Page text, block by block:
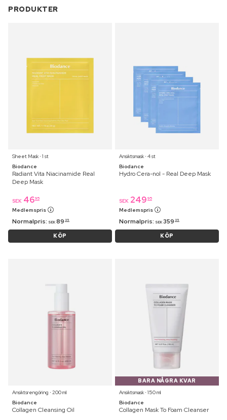
PRODUKTER
Sheet Mask ⋅ 1 st
Biodance
Radiant Vita Niacinamide Real
Deep Mask
SEK 4695
Medlemspris
Normalpris: SEK 89 95
KÖP
Ansiktsmask ⋅ 4 st
Biodance
Hydro Cera-nol - Real Deep Mask
SEK 249 95
Medlemspris
Normalpris: SEK 359 95
KÖP
Ansiktsrengöring ⋅ 200 ml
Biodance
Collagen Cleansing Oil
BARA NÅGRA KVAR
Ansiktsmask ⋅ 150 ml
Biodance
Collagen Mask To Foam Cleanser